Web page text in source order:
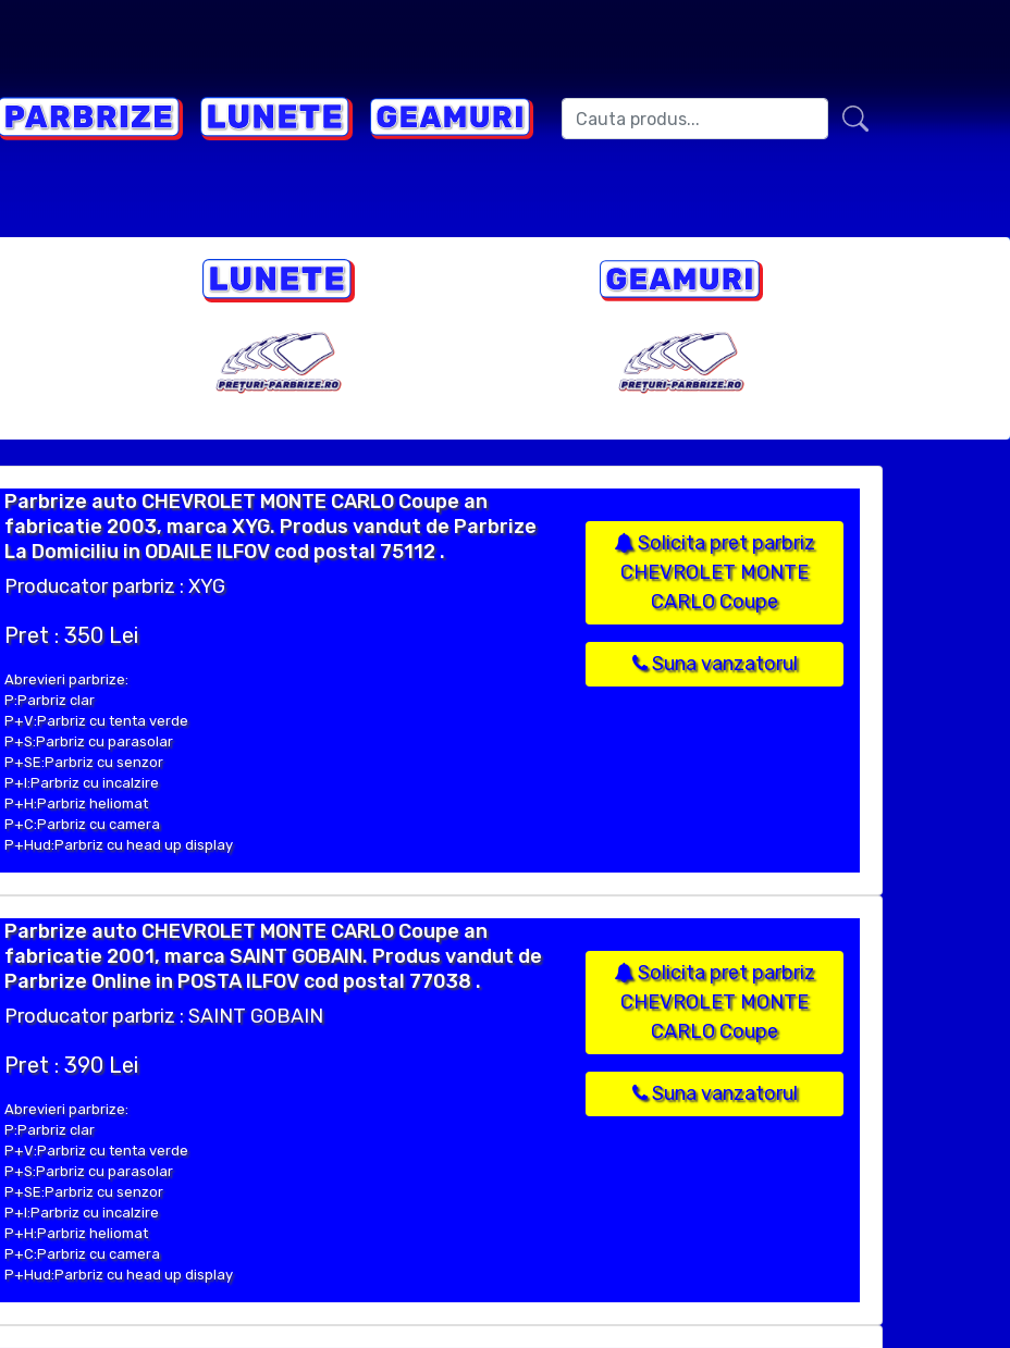
Parbrize auto CHEVROLET MONTE CARLO Coupe an
fabricatie 2003, marca XYG. Produs vandut de Parbrize
La Domiciliu in ODAILE ILFOV cod postal 75112 .
Producator parbriz : XYG
Pret : 350 Lei
Abrevieri parbrize:
P:Parbriz clar
P+V:Parbriz cu tenta verde
P+S:Parbriz cu parasolar
P+SE:Parbriz cu senzor
P+I:Parbriz cu incalzire
P+H:Parbriz heliomat
P+C:Parbriz cu camera
P+Hud:Parbriz cu head up display
Solicita pret parbriz
CHEVROLET MONTE
CARLO Coupe
Suna vanzatorul
Parbrize auto CHEVROLET MONTE CARLO Coupe an
fabricatie 2001, marca SAINT GOBAIN. Produs vandut de
Parbrize Online in POSTA ILFOV cod postal 77038 .
Producator parbriz : SAINT GOBAIN
Pret : 390 Lei
Abrevieri parbrize:
P:Parbriz clar
P+V:Parbriz cu tenta verde
P+S:Parbriz cu parasolar
P+SE:Parbriz cu senzor
P+I:Parbriz cu incalzire
P+H:Parbriz heliomat
P+C:Parbriz cu camera
P+Hud:Parbriz cu head up display
Solicita pret parbriz
CHEVROLET MONTE
CARLO Coupe
Suna vanzatorul